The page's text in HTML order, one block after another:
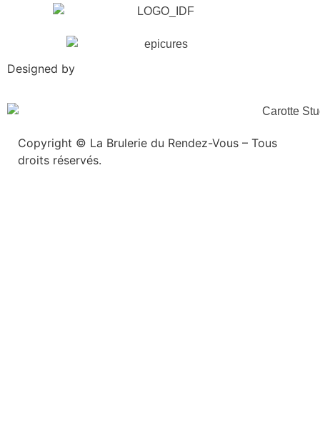
Designed by
Copyright © La Brulerie du Rendez-Vous – Tous
droits réservés.